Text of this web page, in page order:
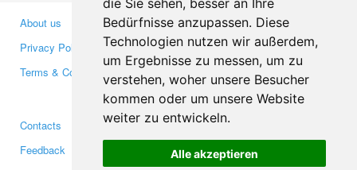
die Sie sehen, besser an Ihre
Bedürfnisse anzupassen. Diese
Technologien nutzen wir außerdem,
um Ergebnisse zu messen, um zu
verstehen, woher unsere Besucher
kommen oder um unsere Website
weiter zu entwickeln.
Alle akzeptieren
About us
Privacy Policy
Terms & Conditions
Business Partners
Investors
Media
Contacts
Feedback
Facebook
Twitter